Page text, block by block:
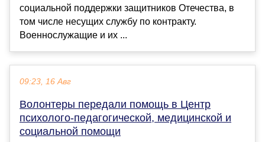
социальной поддержки защитников Отечества, в
том числе несущих службу по контракту.
Военнослужащие и их ...
09:23, 16 Авг
Волонтеры передали помощь в Центр
психолого-педагогической, медицинской и
социальной помощи